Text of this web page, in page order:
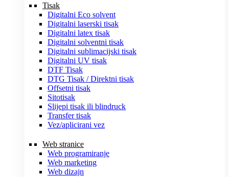
Tisak
Digitalni Eco solvent
Digitalni laserski tisak
Digitalni latex tisak
Digitalni solventni tisak
Digitalni sublimacijski tisak
Digitalni UV tisak
DTF Tisak
DTG Tisak / Direktni tisak
Offsetni tisak
Sitotisak
Slijepi tisak ili blindruck
Transfer tisak
Vez/aplicirani vez
Web stranice
Web programiranje
Web marketing
Web dizajn